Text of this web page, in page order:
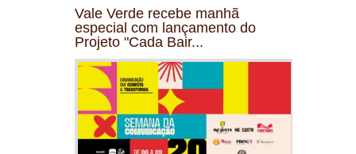
Vale Verde recebe manhã
especial com lançamento do
Projeto "Cada Bair...